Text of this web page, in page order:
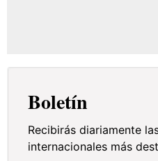
Boletín
Recibirás diariamente
internacionales más